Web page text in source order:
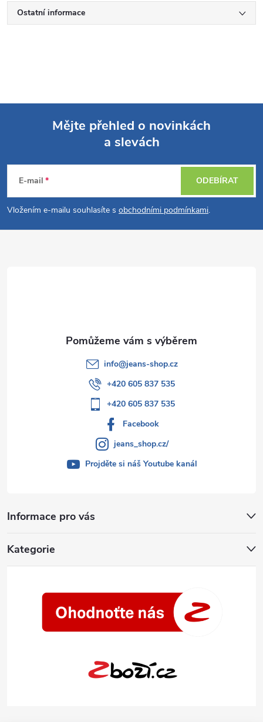
Ostatní informace
p
a
Mějte přehled o novinkách
a slevách
E-mail
Vložením e-mailu souhlasíte s obchodními podmínkami.
ODEBÍRAT
Informace pro vás
Kategorie
info@jeans-shop.cz
+420 605 837 535
+420 605 837 535
Facebook
jeans_shop.cz/
Projděte si náš Youtube kanál